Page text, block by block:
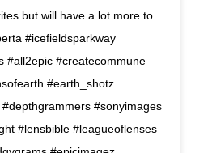
but will have a lot more to
#icefieldsparkway
#all2epic #createcommune
#earth_shotz
#sonyimages
#lensbible #leagueoflenses